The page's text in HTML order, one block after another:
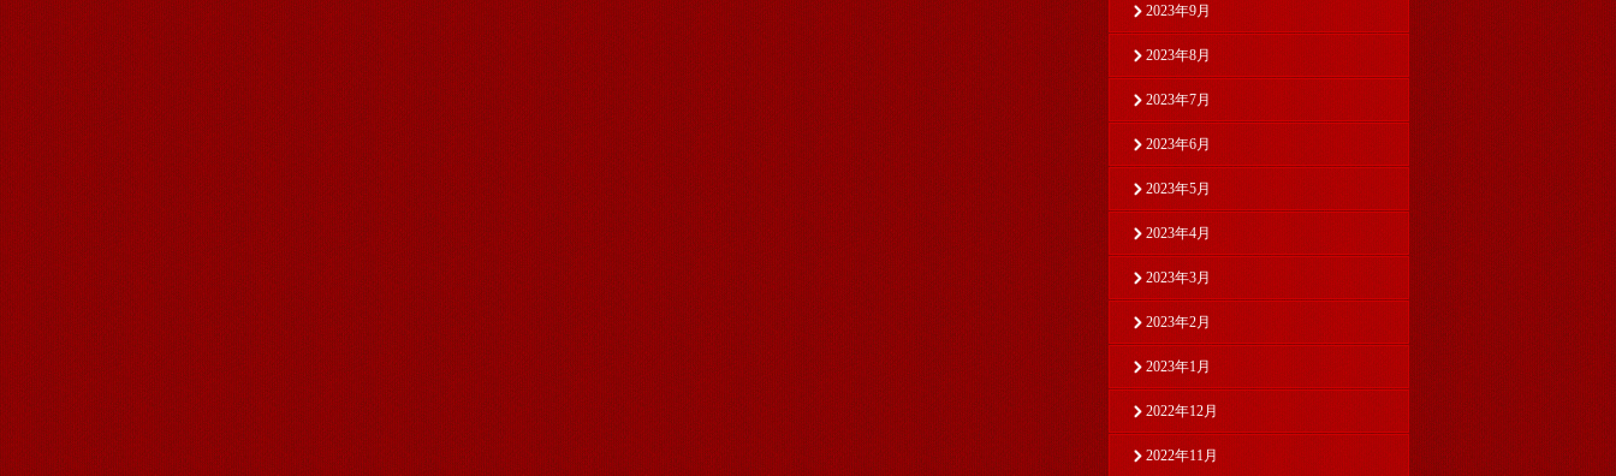
2023年9月
2023年8月
2023年7月
2023年6月
2023年5月
2023年4月
2023年3月
2023年2月
2023年1月
2022年12月
2022年11月